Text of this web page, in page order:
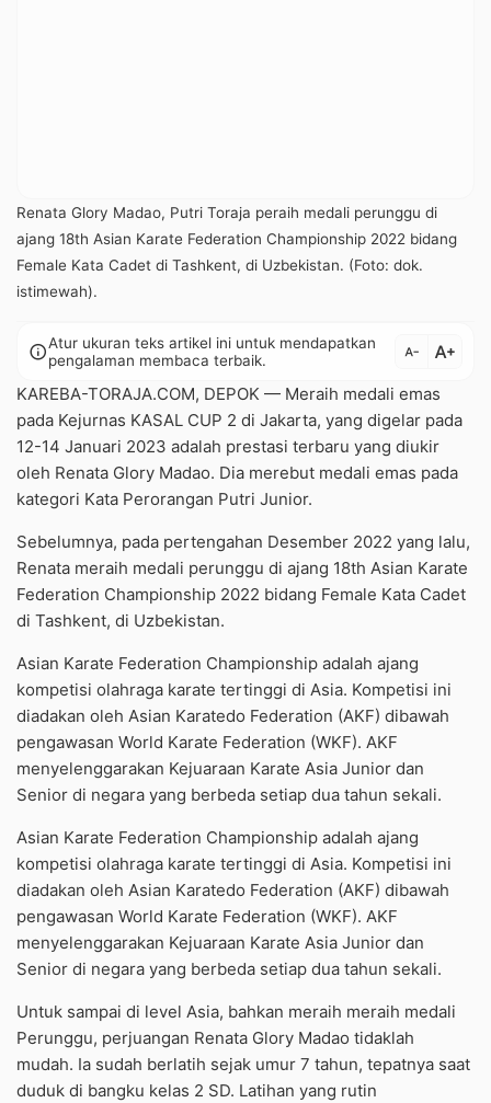
Renata Glory Madao, Putri Toraja peraih medali perunggu di
ajang 18th Asian Karate Federation Championship 2022 bidang
Female Kata Cadet di Tashkent, di Uzbekistan. (Foto: dok.
istimewah).
infoAtur ukuran teks artikel ini untuk mendapatkan
pengalaman membaca terbaik.
text_decrease text_increase
KAREBA-TORAJA.COM, DEPOK — Meraih medali emas
pada Kejurnas KASAL CUP 2 di Jakarta, yang digelar pada
12-14 Januari 2023 adalah prestasi terbaru yang diukir
oleh Renata Glory Madao. Dia merebut medali emas pada
kategori Kata Perorangan Putri Junior.
Sebelumnya, pada pertengahan Desember 2022 yang lalu,
Renata meraih medali perunggu di ajang 18th Asian Karate
Federation Championship 2022 bidang Female Kata Cadet
di Tashkent, di Uzbekistan.
Asian Karate Federation Championship adalah ajang
kompetisi olahraga karate tertinggi di Asia. Kompetisi ini
diadakan oleh Asian Karatedo Federation (AKF) dibawah
pengawasan World Karate Federation (WKF). AKF
menyelenggarakan Kejuaraan Karate Asia Junior dan
Senior di negara yang berbeda setiap dua tahun sekali.
Asian Karate Federation Championship adalah ajang
kompetisi olahraga karate tertinggi di Asia. Kompetisi ini
diadakan oleh Asian Karatedo Federation (AKF) dibawah
pengawasan World Karate Federation (WKF). AKF
menyelenggarakan Kejuaraan Karate Asia Junior dan
Senior di negara yang berbeda setiap dua tahun sekali.
Untuk sampai di level Asia, bahkan meraih meraih medali
Perunggu, perjuangan Renata Glory Madao tidaklah
mudah. Ia sudah berlatih sejak umur 7 tahun, tepatnya saat
duduk di bangku kelas 2 SD. Latihan yang rutin